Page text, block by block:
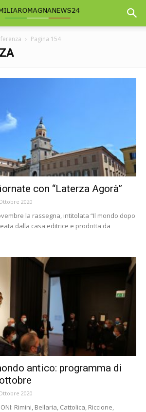
Pagina 154
con “Laterza Agorà”
2020
la rassegna, intitolata “Il mondo dopo
dalla casa editrice e prodotta da
antico: programma di
2020
Rimini, Bellaria, Cattolica, Riccione,